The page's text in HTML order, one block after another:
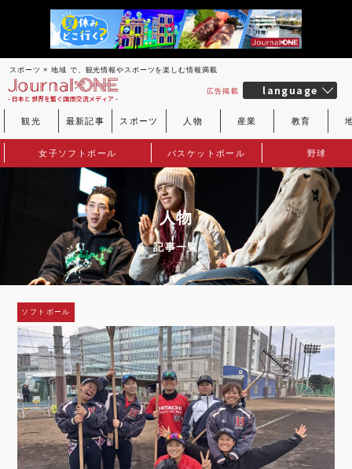
スポーツ × 地域 で、観光情報やスポーツを楽しむ情報満載
- 日本と世界を繋ぐ国際交流メディア -
広告掲載 language
観光 最新記事 スポーツ 人物 産業 教育
女子ソフトボール バスケットボール 野球
人物
記事一覧
ソフトボール